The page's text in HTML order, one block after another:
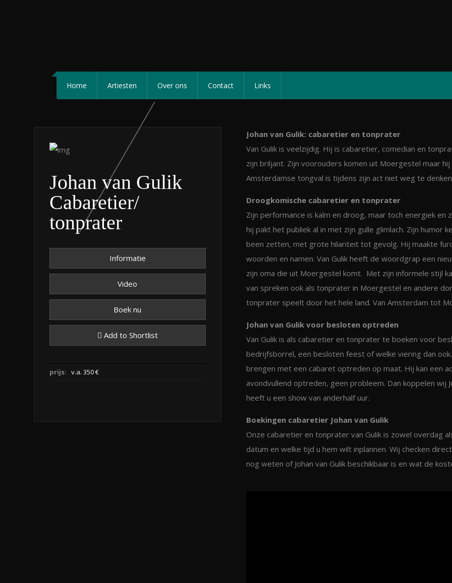
Home Artiesten Over ons Contact Links
Johan van Gulik
Cabaretier/
tonprater
Informatie
Video
Boek nu
Add to Shortlist
prijs: v.a. 350 €
Johan van Gulik: cabaretier en tonprater
Van Gulik is veelzijdig. Hij is cabaretier, comedian en
zijn briljant. Zijn voorouders komen uit Moergestel maar
Amsterdamse tongval is tijdens zijn act niet weg te
Droogkomische cabaretier en tonprater
Zijn performance is kalm en droog, maar toch energiek
hij pakt het publiek al in met zijn gulle glimlach. Zijn
been zetten, met grote hilariteit tot gevolg. Hij maakte
woorden en namen. Van Gulik heeft de woordgrap een
zijn oma die uit Moergestel komt. Met zijn informele stijl
van spreken ook als tonprater in Moergestel en andere
tonprater speelt door het hele land. Van Amsterdam tot
Johan van Gulik voor besloten optreden
Van Gulik is als cabaretier en tonprater te boeken voor
bedrijfsborrel, een besloten feest of welke viering dan
brengen met een cabaret optreden op maat. Hij kan een
avondvullend optreden, geen probleem. Dan koppelen wij
heeft u een show van anderhalf uur.
Boekingen cabaretier Johan van Gulik
Onze cabaretier en tonprater van Gulik is zowel overdag
datum en welke tijd u hem wilt inplannen. Wij checken
nog weten of Johan van Gulik beschikbaar is en wat de